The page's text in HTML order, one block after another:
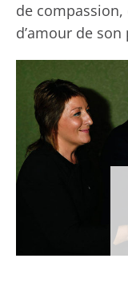
de
d’amour de